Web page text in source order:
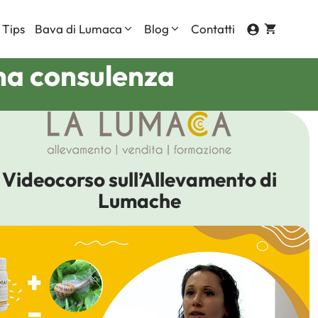
Bava di Lumaca
Corpo
Mani
Viso
Blog Contatti
consulenza
Videocorso sull’Allevamento di
Lumache